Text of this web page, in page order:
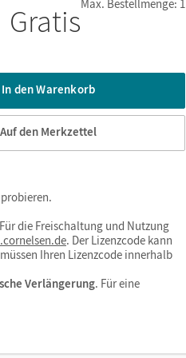
GratisMax. Bestellmenge: 1
In den Warenkorb
Auf den Merkzettel
die Freischaltung und Nutzung
. Der Lizenzcode kann
Ihren Lizenzcode innerhalb
Verlängerung. Für eine